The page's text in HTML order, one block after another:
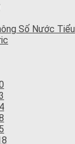
Số Nước Tiểu